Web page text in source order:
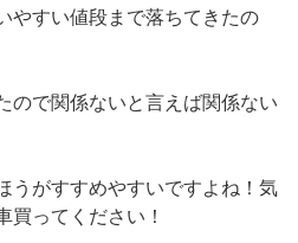
やすい値段まで落ちてきたの
ので関係ないと言えば関係ない
うがすすめやすいですよね！気
買ってください！